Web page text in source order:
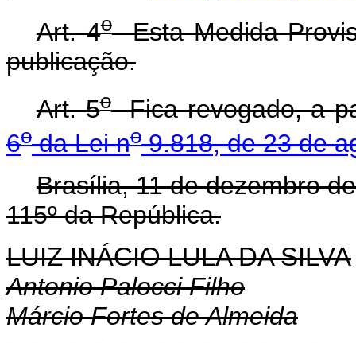
Art. 4oEsta Medida
publicação.
Art. 5oFica revogado, a
6oda Lei no9.818, de 23 de
Brasília, 11 de dezembro
115º da República.
LUIZ INÁCIO LULA DA SILVA
Antonio Palocci Filho
Márcio Fortes de Almeida